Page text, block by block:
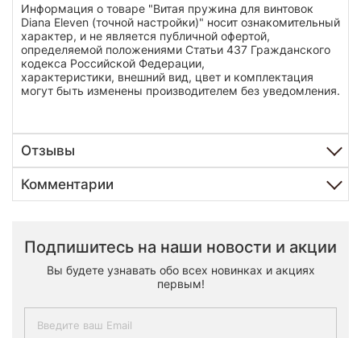
Информация о товаре "Витая пружина для винтовок
Diana Eleven (точной настройки)" носит ознакомительный
характер, и не является публичной офертой,
определяемой положениями Статьи 437 Гражданского
кодекса Российской Федерации,
характеристики, внешний вид, цвет и комплектация
могут быть изменены производителем без уведомления.
Отзывы
Комментарии
Подпишитесь на наши новости и акции
Вы будете узнавать обо всех новинках и акциях
первым!